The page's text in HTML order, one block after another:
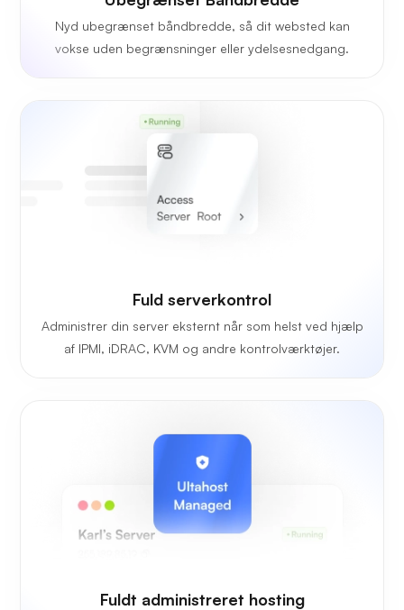
Nyd ubegrænset båndbredde, så dit websted kan
vokse uden begrænsninger eller ydelsesnedgang.
Fuld serverkontrol
Administrer din server eksternt når som helst ved hjælp
af IPMI, iDRAC, KVM og andre kontrolværktøjer.
Fuldt administreret hosting